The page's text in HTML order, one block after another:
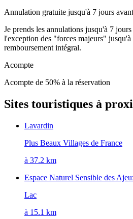
Annulation gratuite jusqu'à 7 jours
Je prends les annulations jusqu'à 7
l'exception des "forces majeurs"
remboursement intégral.
Acompte
Acompte de 50% à la réservation
Sites touristiques à
Lavardin
Plus Beaux Villages de France
à 37.2 km
Espace Naturel Sensible des
Lac
à 15.1 km